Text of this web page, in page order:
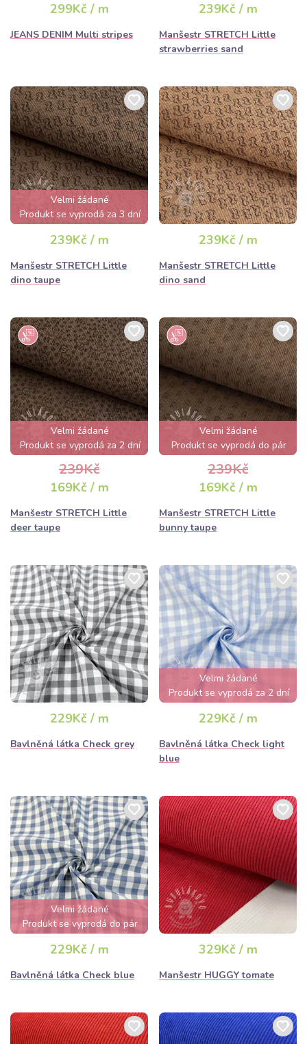
299Kč / m
JEANS DENIM Multi stripes
239Kč / m
Manšestr STRETCH Little
strawberries sand
Velmi žádané
Produkt se vyprodá za 3 dní
239Kč / m
Manšestr STRETCH Little
dino taupe
239Kč / m
Manšestr STRETCH Little
dino sand
Velmi žádané
Produkt se vyprodá za 2 dní
239Kč
169Kč / m
Manšestr STRETCH Little
deer taupe
Velmi žádané
Produkt se vyprodá do pár
hodin
239Kč
169Kč / m
Manšestr STRETCH Little
bunny taupe
229Kč / m
Bavlněná látka Check grey
Velmi žádané
Produkt se vyprodá za 2 dní
229Kč / m
Bavlněná látka Check light
blue
Velmi žádané
Produkt se vyprodá do pár
hodin
229Kč / m
Bavlněná látka Check blue
329Kč / m
Manšestr HUGGY tomate